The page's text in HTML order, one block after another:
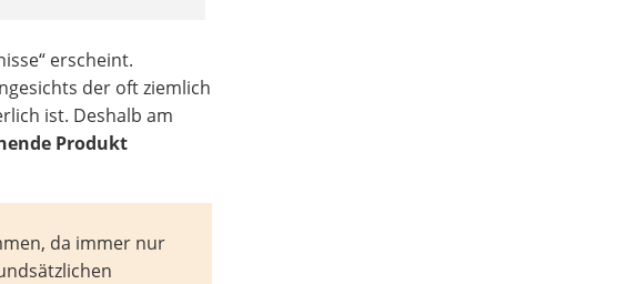
erscheint.
der oft ziemlich
ist. Deshalb am
Produkt
da immer nur